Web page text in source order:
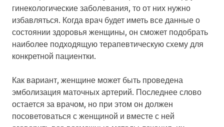
гинекологические заболевания, то от них нужно
избавляться. Когда врач будет иметь все данные о
состоянии здоровья женщины, он сможет подобрать
наиболее подходящую терапевтическую схему для
конкретной пациентки.
Как вариант, женщине может быть проведена
эмболизация маточных артерий. Последнее слово
остается за врачом, но при этом он должен
посоветоваться с женщиной и вместе с ней